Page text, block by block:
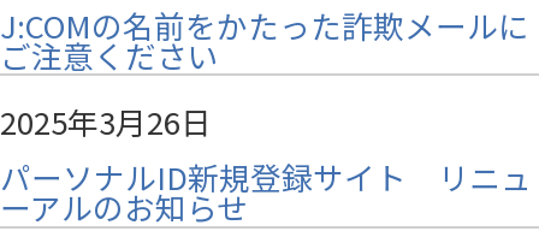
J:COMの名前をかたった詐欺メールに
ご注意ください
2025年3月26日
パーソナルID新規登録サイト リニュ
ーアルのお知らせ